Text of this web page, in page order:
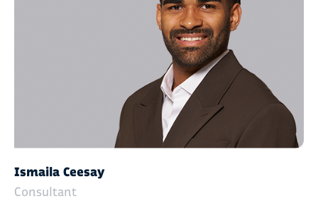
Ismaila Ceesay
Consultant